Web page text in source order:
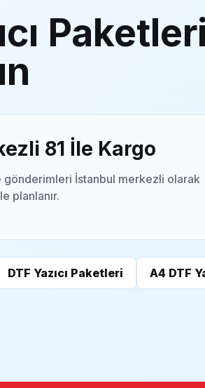
81 İle Kargo
gönderimleri İstanbul merkezli olarak
planlanır.
DTF Yazıcı Paketleri A4 DTF